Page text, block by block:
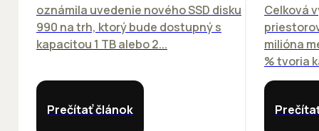
oznámila uvedenie nového SSD disku
990 na trh, ktorý bude dostupný s
kapacitou 1 TB alebo 2...
Prečítať článok
Celková
milióna
% tvoria